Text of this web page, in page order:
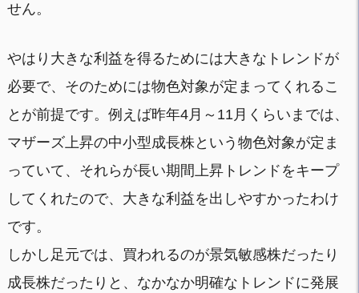
せん。
やはり大きな利益を得るためには大きなトレンドが
必要で、そのためには物色対象が定まってくれるこ
とが前提です。例えば昨年4月～11月くらいまでは、
マザーズ上昇の中小型成長株という物色対象が定ま
っていて、それらが長い期間上昇トレンドをキープ
してくれたので、大きな利益を出しやすかったわけ
です。
しかし足元では、買われるのが景気敏感株だったり
成長株だったりと、なかなか明確なトレンドに発展